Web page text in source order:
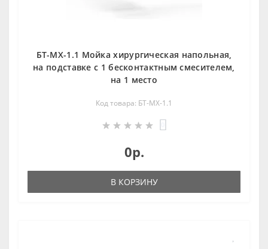
БТ-МХ-1.1 Мойка хирургическая напольная,
на подставке с 1 бесконтактным смесителем,
на 1 место
Код товара: БТ-МХ-1.1
0р.
В КОРЗИНУ